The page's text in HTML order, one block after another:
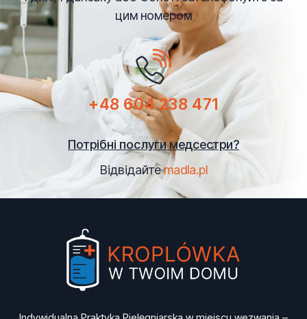
цим номером
+48 604 238 471
Потрібні послуги медсестри?
Відвідайтеmadla.pl